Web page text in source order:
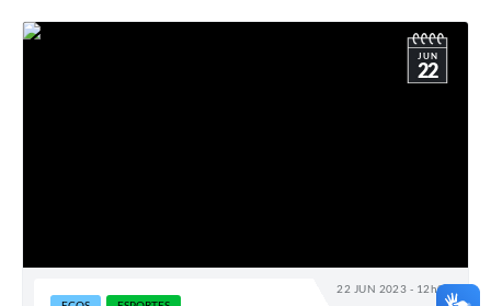
22 JUN 2023 - 12h08
JUN
22